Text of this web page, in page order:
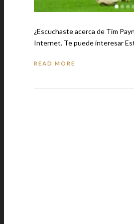
¿Escuchaste acerca de Tim
READ MORE